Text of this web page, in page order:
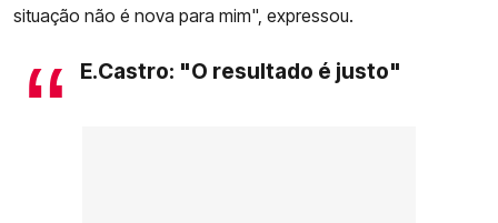
situação não é nova para mim", expressou.
E.Castro: "O resultado é justo"